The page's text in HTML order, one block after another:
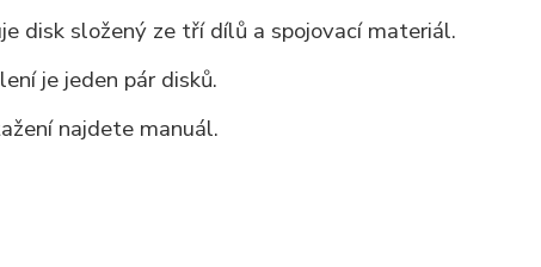
disk složený ze tří dílů a spojovací materiál.
je jeden pár disků.
najdete manuál.